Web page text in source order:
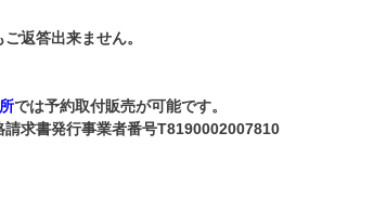
返答出来ません。
では予約取付販売が可能です。
求書発行事業者番号T8190002007810